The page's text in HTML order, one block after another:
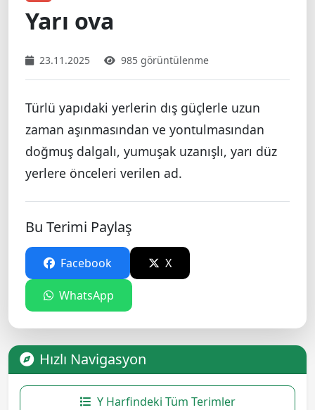
Yarı ova
23.11.2025 985 görüntülenme
Türlü yapıdaki yerlerin dış güçlerle uzun
zaman aşınmasından ve yontulmasından
doğmuş dalgalı, yumuşak uzanışlı, yarı düz
yerlere önceleri verilen ad.
Bu Terimi Paylaş
Facebook X
WhatsApp
Hızlı Navigasyon
Y Harfindeki Tüm Terimler